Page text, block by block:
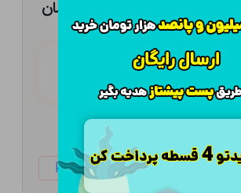
هـر قسط با تــرب‌پــی:
ketabtala.com/sbp-53636